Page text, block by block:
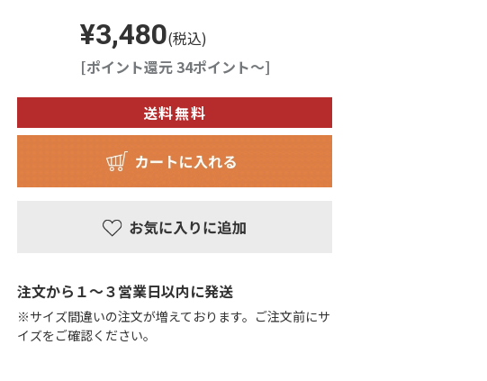
¥3,480(税込)
[ポイント還元 34ポイント～]
注文から１〜３営業日以内に発送
※サイズ間違いの注文が増えております。ご注文前にサ
イズをご確認ください。